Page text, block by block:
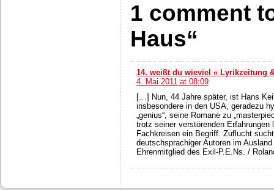
1 comment
Haus“
14. weißt du wieviel « Lyrikzeitung
4. Mai 2011 at 08:09
[…] Nun, 44 Jahre später, ist Hans
insbesondere in den USA, geradezu
„genius“, seine Romane zu
trotz seiner verstörenden Erfahrungen
Fachkreisen ein Begriff. Zuflucht
deutschsprachiger Autoren im
Ehrenmitglied des Exil-P.E.Ns. /